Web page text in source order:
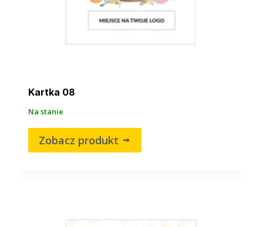
Kartka 08
Na stanie
Zobacz produkt